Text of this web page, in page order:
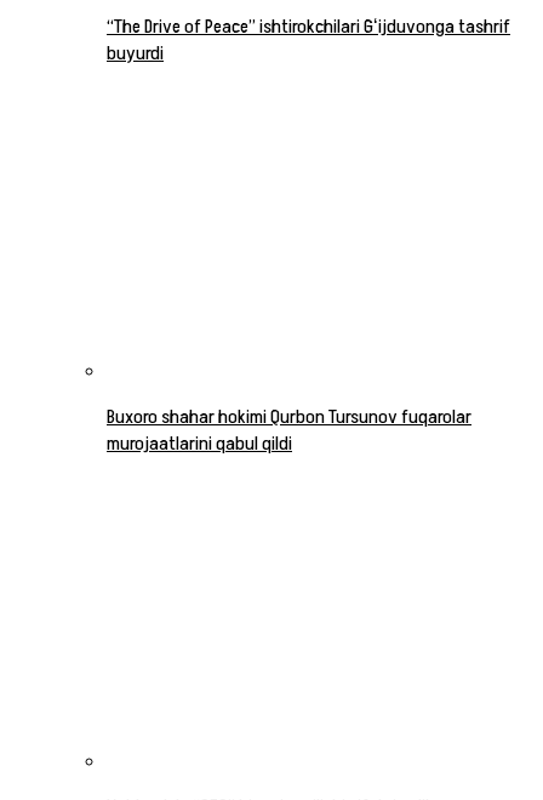
“The Drive of Peace” ishtirokchilari Gʻijduvonga tashrif
buyurdi
Buxoro shahar hokimi Qurbon Tursunov fuqarolar
murojaatlarini qabul qildi